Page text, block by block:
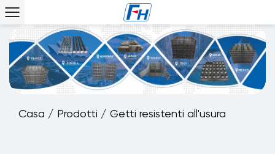
Casa / Prodotti / Getti resistenti all'usura